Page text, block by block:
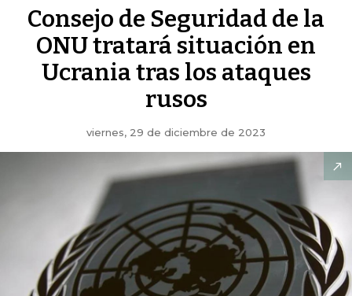
Consejo de Seguridad de la
ONU tratará situación en
Ucrania tras los ataques
rusos
viernes, 29 de diciembre de 2023